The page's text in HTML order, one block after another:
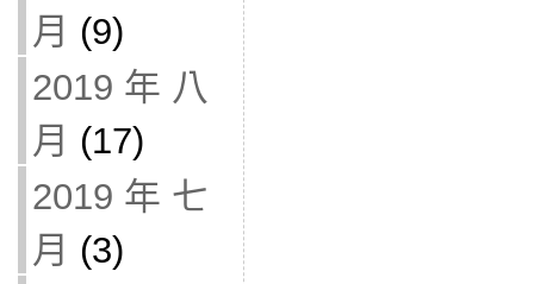
月 (9)
2019 年 八
月 (17)
2019 年 七
月 (3)